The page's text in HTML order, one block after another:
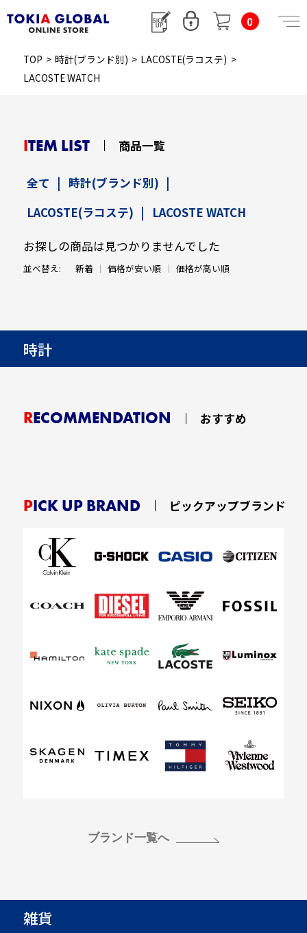
0
TOP > 時計(ブランド別) > LACOSTE(ラコステ) >
LACOSTE WATCH
ITEM LIST 商品一覧
全て | 時計(ブランド別) |
LACOSTE(ラコステ) | LACOSTE WATCH
お探しの商品は見つかりませんでした
並べ替え: 新着 価格が安い順 価格が高い順
時計
RECOMMENDATION おすすめ
PICK UP BRAND ピックアップブランド
ブランド一覧へ
雑貨